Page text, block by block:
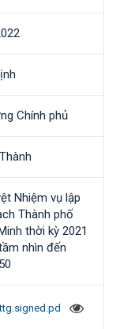
Chính phủ
Nhiệm vụ lập
Thành phố
thời kỳ 2021
nhìn đến